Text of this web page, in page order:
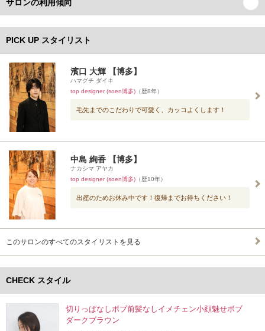
サロンの利用傾向
PICK UP スタイリスト
濱口 大輝 【博多】
ハマグチ ダイキ
top designer (soen博多) （歴8年）
毛先までのこだわりで可愛く、カッコよくします！
中島 絢香 【博多】
ナカシマ アヤカ
top designer (soen博多) （歴10年）
出産のためお休み中です！復帰までお待ちください！
このサロンのすべてのスタイリストを見る
CHECK スタイル
切りっぱなしボブ前髪なしイメチェン小顔魅せボブ
ダークブラウン